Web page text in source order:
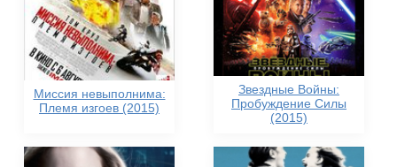
Миссия невыполнима:
Племя изгоев (2015)
Звездные Войны:
Пробуждение Силы
(2015)